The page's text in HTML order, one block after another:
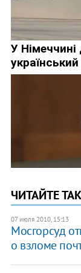
ЧИТАЙТЕ
07 июля 2010, 15:13
Мосгорсуд
о взломе